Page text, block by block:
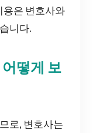
용은 변호사와
니다.
떻게 보
로, 변호사는